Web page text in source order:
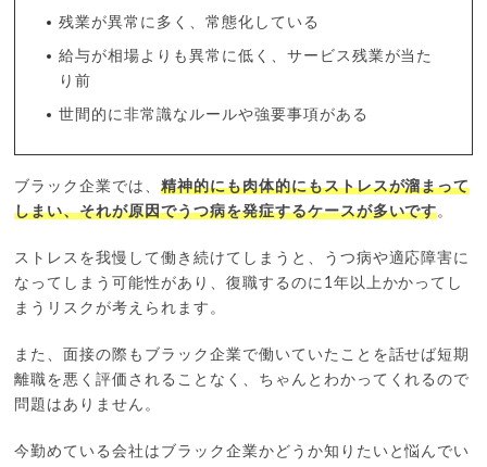
残業が異常に多く、常態化している
給与が相場よりも異常に低く、サービス残業が当た
り前
世間的に非常識なルールや強要事項がある
ブラック企業では、精神的にも肉体的にもストレスが溜まって
しまい、それが原因でうつ病を発症するケースが多いです。
ストレスを我慢して働き続けてしまうと、うつ病や適応障害に
なってしまう可能性があり、復職するのに1年以上かかってし
まうリスクが考えられます。
また、面接の際もブラック企業で働いていたことを話せば短期
離職を悪く評価されることなく、ちゃんとわかってくれるので
問題はありません。
今勤めている会社はブラック企業かどうか知りたいと悩んでい